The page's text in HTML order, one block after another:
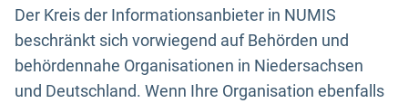
Der Kreis der Informationsanbieter in NUMIS
beschränkt sich vorwiegend auf Behörden und
behördennahe Organisationen in Niedersachsen
und Deutschland. Wenn Ihre Organisation ebenfalls